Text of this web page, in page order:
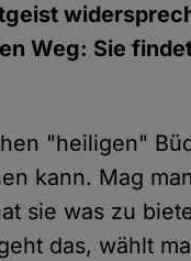
Weg: Sie
"heiligen"
kann. Mag
sie was zu
das, wählt